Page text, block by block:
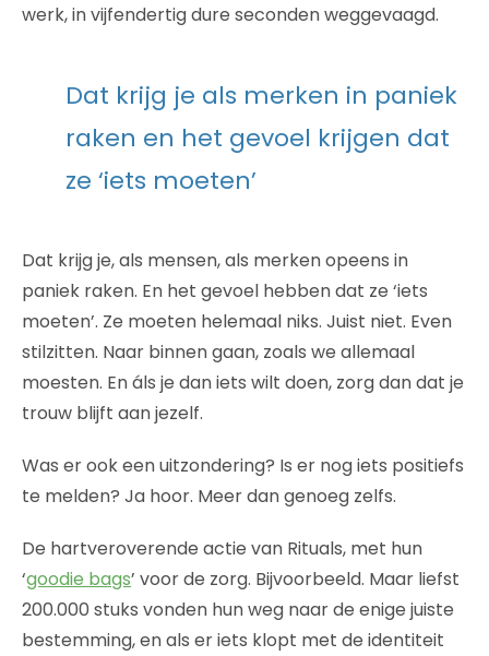
werk, in vijfendertig dure seconden weggevaagd.
Dat krijg je als merken in paniek
raken en het gevoel krijgen dat
ze ‘iets moeten’
Dat krijg je, als mensen, als merken opeens in
paniek raken. En het gevoel hebben dat ze ‘iets
moeten’. Ze moeten helemaal niks. Juist niet. Even
stilzitten. Naar binnen gaan, zoals we allemaal
moesten. En áls je dan iets wilt doen, zorg dan dat je
trouw blijft aan jezelf.
Was er ook een uitzondering? Is er nog iets positiefs
te melden? Ja hoor. Meer dan genoeg zelfs.
De hartveroverende actie van Rituals, met hun
‘goodie bags’ voor de zorg. Bijvoorbeeld. Maar liefst
200.000 stuks vonden hun weg naar de enige juiste
bestemming, en als er iets klopt met de identiteit